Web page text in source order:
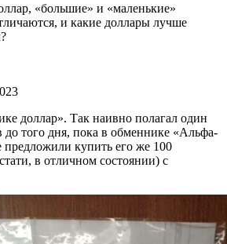
«большие» и «маленькие»
и какие доллары лучше
доллар». Так наивно полагал один
до того дня, пока в обменнике «Альфа-
купить его же 100
в отличном состоянии) с